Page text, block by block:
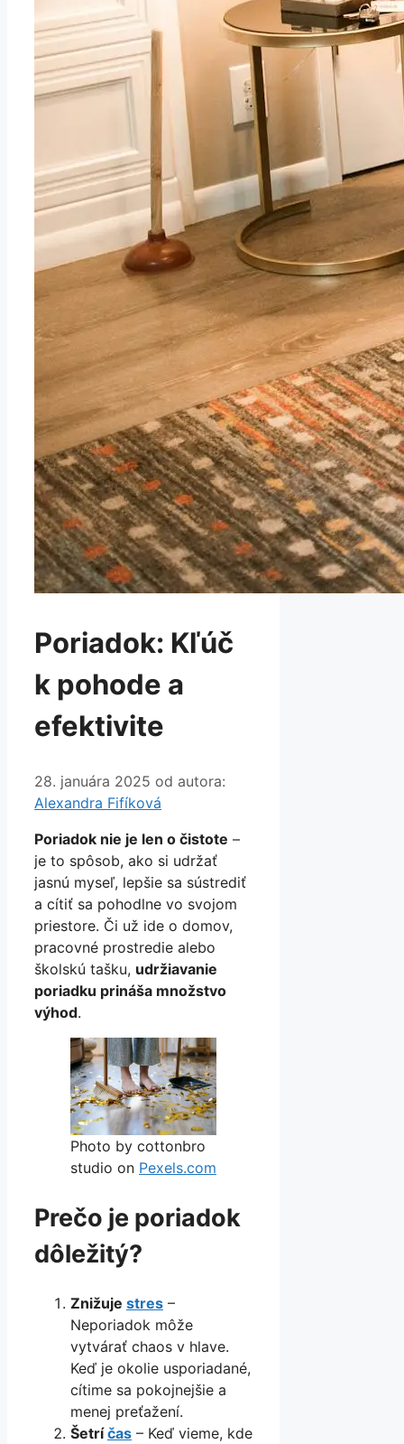
Poriadok: Kľúč
k pohode a
efektivite
28. januára 2025 od autora:
Alexandra Fifíková
Poriadok nie je len o čistote –
je to spôsob, ako si udržať
jasnú myseľ, lepšie sa sústrediť
a cítiť sa pohodlne vo svojom
priestore. Či už ide o domov,
pracovné prostredie alebo
školskú tašku, udržiavanie
poriadku prináša množstvo
výhod.
Photo by cottonbro
studio on Pexels.com
Prečo je poriadok
dôležitý?
Znižuje stres –
Neporiadok môže
vytvárať chaos v hlave.
Keď je okolie usporiadané,
cítime sa pokojnejšie a
menej preťažení.
Šetríčas – Keď vieme, kde